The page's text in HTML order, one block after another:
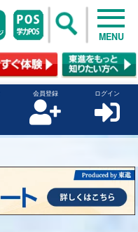
MENU
会員登録 ログイン